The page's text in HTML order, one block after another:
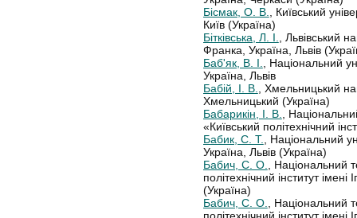
Бісмак, О. В., Київський
Київ (Україна)
Бітківська, Л. І., Львівський
Франка, Україна, Львів
Баб'як, В. І., Національний
Україна, Львів
Бабій, І. В., Хмельницький
Хмельницький (Україна)
Бабарикін, І. В.,
«Київський політехнічний
Бабик, С. Т., Національний
Україна, Львів (Україна)
Бабич, С. О., Національний
політехнічний інститут
(Україна)
Бабич, С. О., Національний